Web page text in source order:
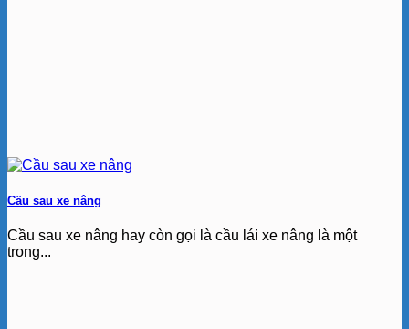
Cầu sau xe nâng
Cầu sau xe nâng hay còn gọi là cầu lái xe nâng là một
trong...